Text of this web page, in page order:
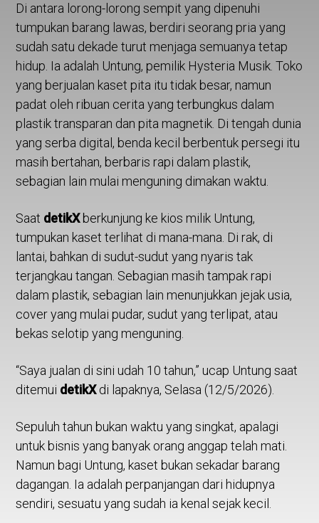
Di antara lorong-lorong sempit yang dipenuhi
tumpukan barang lawas, berdiri seorang pria yang
sudah satu dekade turut menjaga semuanya tetap
hidup. Ia adalah Untung, pemilik Hysteria Musik. Toko
yang berjualan kaset pita itu tidak besar, namun
padat oleh ribuan cerita yang terbungkus dalam
plastik transparan dan pita magnetik. Di tengah dunia
yang serba digital, benda kecil berbentuk persegi itu
masih bertahan, berbaris rapi dalam plastik,
sebagian lain mulai menguning dimakan waktu.
Saat detikXberkunjung ke kios milik Untung,
tumpukan kaset terlihat di mana-mana. Di rak, di
lantai, bahkan di sudut-sudut yang nyaris tak
terjangkau tangan. Sebagian masih tampak rapi
dalam plastik, sebagian lain menunjukkan jejak usia,
cover yang mulai pudar, sudut yang terlipat, atau
bekas selotip yang menguning.
“Saya jualan di sini udah 10 tahun,” ucap Untung saat
ditemui detikXdi lapaknya, Selasa (12/5/2026).
Sepuluh tahun bukan waktu yang singkat, apalagi
untuk bisnis yang banyak orang anggap telah mati.
Namun bagi Untung, kaset bukan sekadar barang
dagangan. Ia adalah perpanjangan dari hidupnya
sendiri, sesuatu yang sudah ia kenal sejak kecil.